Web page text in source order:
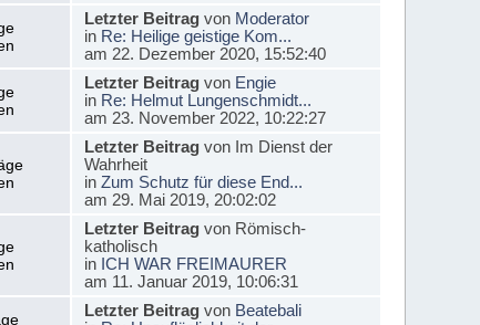
Letzter Beitragvon Moderator
in Re: Heilige geistige Kom...
am 22. Dezember 2020, 15:52:40
Letzter Beitragvon Engie
in Re: Helmut Lungenschmidt...
am 23. November 2022, 10:22:27
Letzter Beitragvon Im Dienst der
Wahrheit
in Zum Schutz für diese End...
am 29. Mai 2019, 20:02:02
Letzter Beitragvon Römisch-
katholisch
in ICH WAR FREIMAURER
am 11. Januar 2019, 10:06:31
Letzter Beitragvon Beatebali